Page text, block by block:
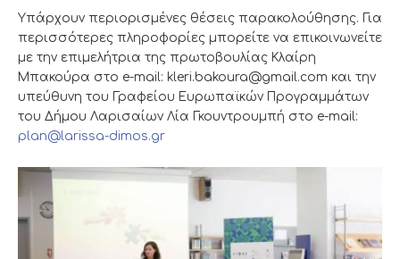
Υπάρχουν περιορισμένες θέσεις παρακολούθησης. Για
περισσότερες πληροφορίες μπορείτε να επικοινωνείτε
με την επιμελήτρια της πρωτοβουλίας Κλαίρη
Μπακούρα στο e-mail: kleri.bakoura@gmail.com και την
υπεύθυνη του Γραφείου Ευρωπαϊκών Προγραμμάτων
του Δήμου Λαρισαίων Λία Γκουντρουμπή στο e-mail:
plan@larissa-dimos.gr